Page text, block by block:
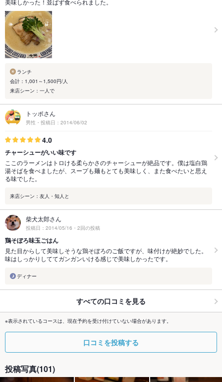
美味しかった！並ばず食べられました。
ランチ
会計：1,001～1,500円/人
来店シーン：一人で
トッポさん
男性・投稿日：2014/06/02
4.0
チャーシューがいい味です
ここのラーメンはトロける柔らかさのチャーシューが絶品です。僕は塩白鶏
湯そばを食べましたが、スープも麺もとても美味しく、また食べたいと思え
る味でした。
来店シーン：友人・知人と
柴犬太郎さん
投稿日：2014/05/16・2回の投稿
鶏そぼろ味玉ごはん
見た目からして美味しそうな鶏そぼろのご飯ですが、味付けが絶妙でした。
味はしっかりしててガンガンいける感じで美味しかったです。
ディナー
すべての口コミを見る
※表示されているコースは、現在予約を受け付けていない場合があります。
口コミを投稿する
投稿写真(101)